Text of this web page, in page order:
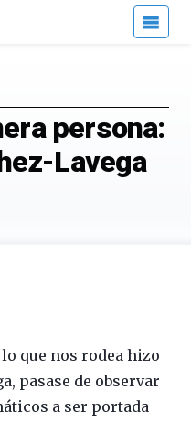
persona:
Lavega
que nos rodea hizo
pasase de observar
a ser portada